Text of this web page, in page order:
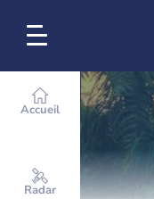
Accueil
Radar